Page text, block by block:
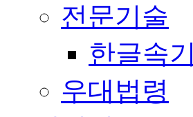
전문기술
한글속기
우대법령